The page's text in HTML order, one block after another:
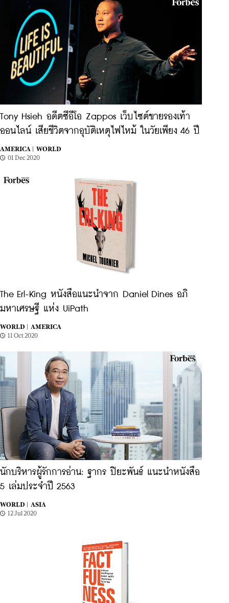
Tony Hsieh อดีตซีอีโอ Zappos เว็บไซต์ขายรองเท้า
ออนไลน์ เสียชีวิตจากอุบัติเหตุไฟไหม้ ในวัยเพียง 46 ปี
AMERICA |
WORLD
01 Dec 2020
The Erl-King หนังสือแนะนำจาก Daniel Dines อภิ
มหาเศรษฐี แห่ง UiPath
WORLD |
AMERICA
11 Oct 2020
นักบริหารผู้รักการอ่าน: ฐากร ปิยะพันธ์ แนะนำหนังสือ
5 เล่มประจำปี 2563
WORLD |
ASIA
12 Jul 2020